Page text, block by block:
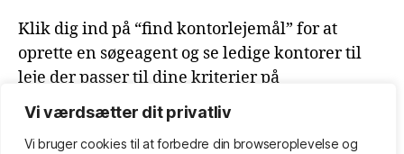
Vi værdsætter dit privatliv
Vi bruger cookies til at forbedre din browseroplevelseog
Klik dig ind på “find kontorlejemål” for at
oprette en søgeagent og se ledige kontorer til
leje der passer til dine kriterier på
Lokalebasen.dk.
Kontor til leje, udlejning af kontorlokaler, erhvervslejemål.